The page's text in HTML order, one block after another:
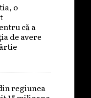
o
că a
de avere
regiunea